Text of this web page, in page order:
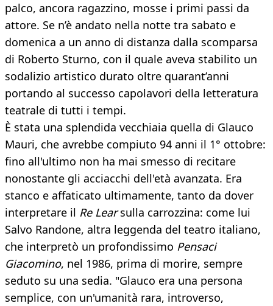
palco, ancora ragazzino, mosse i primi passi da
attore. Se n’è andato nella notte tra sabato e
domenica a un anno di distanza dalla scomparsa
di Roberto Sturno, con il quale aveva stabilito un
sodalizio artistico durato oltre quarant’anni
portando al successo capolavori della letteratura
teatrale di tutti i tempi.
È stata una splendida vecchiaia quella di Glauco
Mauri, che avrebbe compiuto 94 anni il 1° ottobre:
fino all'ultimo non ha mai smesso di recitare
nonostante gli acciacchi dell'età avanzata. Era
stanco e affaticato ultimamente, tanto da dover
interpretare il Re Learsulla carrozzina: come lui
Salvo Randone, altra leggenda del teatro italiano,
che interpretò un profondissimo Pensaci
Giacomino, nel 1986, prima di morire, sempre
seduto su una sedia. "Glauco era una persona
semplice, con un'umanità rara, introverso,